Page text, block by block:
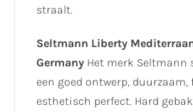
straalt.
Seltmann Liberty
Germany Het merk Seltmann
een goed ontwerp,
esthetisch perfect. Hard